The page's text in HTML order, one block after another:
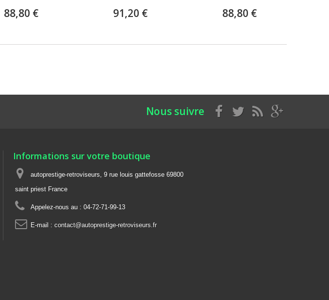
88,80 € 91,20 € 88,80 €
Nous suivre
Informations sur votre boutique
autoprestige-retroviseurs, 9 rue louis gattefosse 69800
saint priest France
Appelez-nous au : 04-72-71-99-13
E-mail : contact@autoprestige-retroviseurs.fr